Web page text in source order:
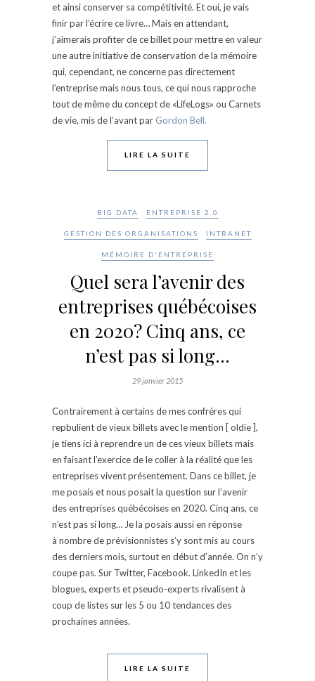
et ainsi conserver sa compétitivité. Et oui, je vais
finir par l’écrire ce livre… Mais en attendant,
j’aimerais profiter de ce billet pour mettre en valeur
une autre initiative de conservation de la mémoire
qui, cependant, ne concerne pas directement
l’entreprise mais nous tous, ce qui nous rapproche
tout de même du concept de «LifeLogs» ou Carnets
de vie, mis de l’avant par Gordon Bell.
LIRE LA SUITE
BIG DATA ENTREPRISE 2.0
GESTION DES ORGANISATIONS INTRANET
MÉMOIRE D'ENTREPRISE
Quel sera l’avenir des
entreprises québécoises
en 2020? Cinq ans, ce
n’est pas si long…
29 janvier 2015
Contrairement à certains de mes confrères qui
repbulient de vieux billets avec le mention [ oldie ],
je tiens ici à reprendre un de ces vieux billets mais
en faisant l’exercice de le coller à la réalité que les
entreprises vivent présentement. Dans ce billet, je
me posais et nous posait la question sur l’avenir
des entreprises québécoises en 2020. Cinq ans, ce
n’est pas si long… Je la posais aussi en réponse
à nombre de prévisionnistes s’y sont mis au cours
des derniers mois, surtout en début d’année. On n’y
coupe pas. Sur Twitter, Facebook. LinkedIn et les
blogues, experts et pseudo-experts rivalisent à
coup de listes sur les 5 ou 10 tendances des
prochaines années.
LIRE LA SUITE